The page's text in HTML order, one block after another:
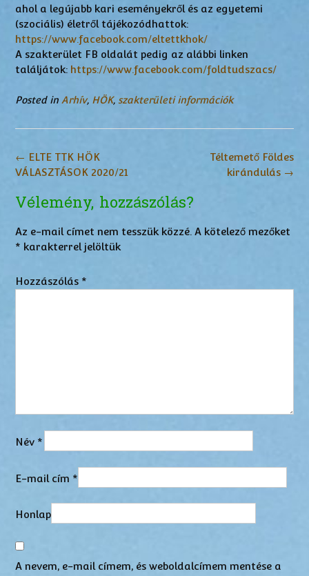
ahol a legújabb kari eseményekről és az egyetemi
(szociális) életről tájékozódhattok:
https://www.facebook.com/eltettkhok/
A szakterület FB oldalát pedig az alábbi linken
találjátok: https://www.facebook.com/foldtudszacs/
Posted in Arhív, HÖK, szakterületi információk
Post
navigation
Téltemető Földes
kirándulás →
← ELTE TTK HÖK
VÁLASZTÁSOK 2020/21
Vélemény, hozzászólás?
Az e-mail címet nem tesszük közzé. A kötelező mezőket
* karakterrel jelöltük
Hozzászólás *
Név *
E-mail cím *
Honlap
A nevem, e-mail címem, és weboldalcímem mentése a